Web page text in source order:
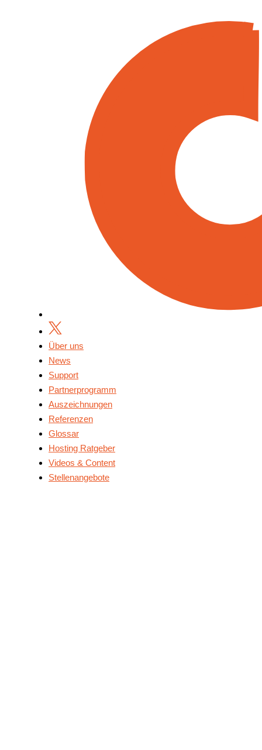
Über uns
News
Support
Partnerprogramm
Auszeichnungen
Referenzen
Glossar
Hosting Ratgeber
Videos & Content
Stellenangebote